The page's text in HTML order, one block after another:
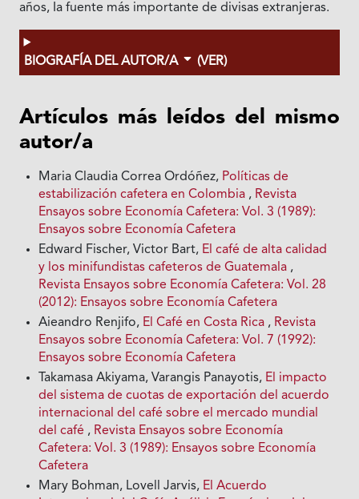
años, Ia fuente más importante de divisas extranjeras.
BIOGRAFÍA DEL AUTOR/A (VER)
Artículos más leídos del mismo
autor/a
Maria Claudia Correa Ordóñez, Políticas de
estabilización cafetera en Colombia , Revista
Ensayos sobre Economía Cafetera: Vol. 3 (1989):
Ensayos sobre Economía Cafetera
Edward Fischer, Victor Bart, El café de alta calidad
y los minifundistas cafeteros de Guatemala ,
Revista Ensayos sobre Economía Cafetera: Vol. 28
(2012): Ensayos sobre Economía Cafetera
Aieandro Renjifo, El Café en Costa Rica , Revista
Ensayos sobre Economía Cafetera: Vol. 7 (1992):
Ensayos sobre Economía Cafetera
Takamasa Akiyama, Varangis Panayotis, El impacto
del sistema de cuotas de exportación del acuerdo
internacional del café sobre el mercado mundial
del café , Revista Ensayos sobre Economía
Cafetera: Vol. 3 (1989): Ensayos sobre Economía
Cafetera
Mary Bohman, Lovell Jarvis, El Acuerdo